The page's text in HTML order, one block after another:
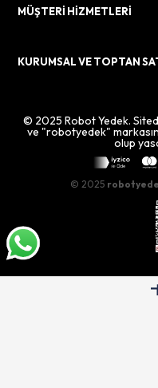
MÜŞTERİ HİZMETLERİ
KURUMSAL VE TOPTAN
© 2025 Robot Yedek.
ve "robotyedek"
olup
© 2025